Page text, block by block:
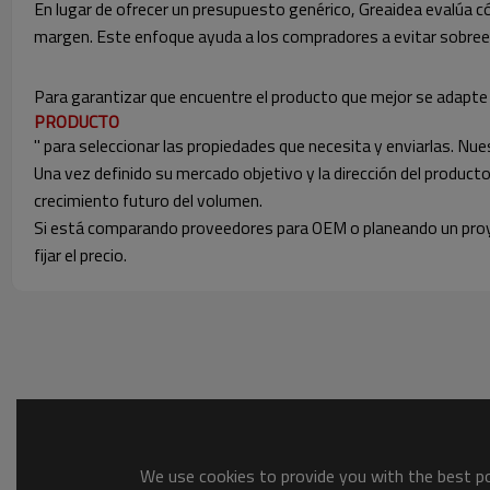
En lugar de ofrecer un presupuesto genérico, Greaidea
margen. Este enfoque ayuda a los compradores a evitar
Para garantizar que encuentre el producto que mejor se
PRODUCTO
" para seleccionar las propiedades que necesita y enviarlas.
Una vez definido su mercado objetivo y la dirección del
crecimiento futuro del volumen.
Si está comparando proveedores para OEM o planeando un
fijar el precio.
We use cookies to provide you with the best